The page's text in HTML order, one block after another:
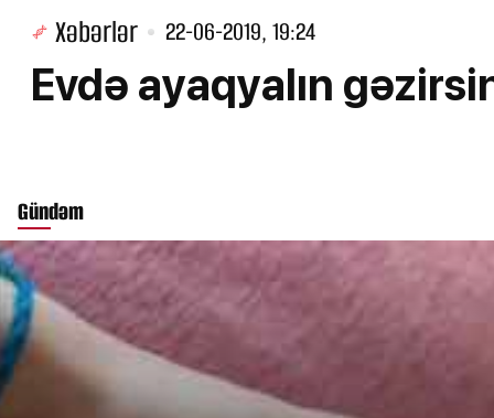
Xəbərlər 22-06-2019, 19:24
Evdə ayaqyalın
Gündəm